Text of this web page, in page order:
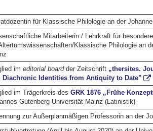
für Klassische Philologie an der
Mitarbeiterin / Lehrkraft für
Klassische Philologie an
im editorial boardder Zeitschrift „thersites.
Diachronic Identities from Antiquity to Date”
im Trägerkreis des GRK 1876 „Frühe
Gutenberg-Universität Mainz (Latinistik)
zur Außerplanmäßigen Professorin an der